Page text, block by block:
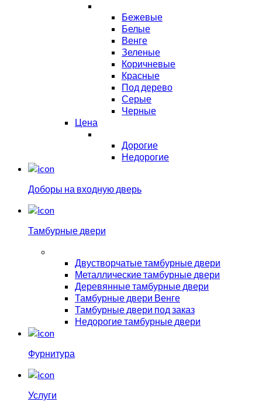
Бежевые
Белые
Венге
Зеленые
Коричневые
Красные
Под дерево
Серые
Черные
Цена
Дорогие
Недорогие
Доборы на входную дверь
Тамбурные двери
Двустворчатые тамбурные двери
Металлические тамбурные двери
Деревянные тамбурные двери
Тамбурные двери Венге
Тамбурные двери под заказ
Недорогие тамбурные двери
Фурнитура
Услуги